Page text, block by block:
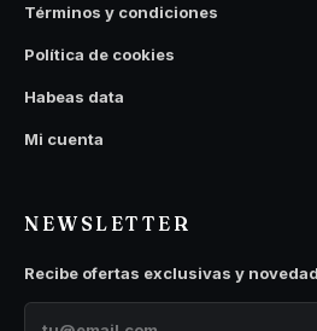
Términos y condiciones
Política de cookies
Habeas data
Mi cuenta
NEWSLETTER
Recibe ofertas exclusivas y